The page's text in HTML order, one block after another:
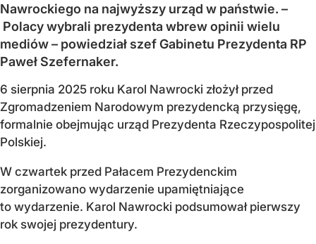
Nawrockiego na najwyższy urząd w państwie. –
Polacy wybrali prezydenta wbrew opinii wielu
mediów – powiedział szef Gabinetu Prezydenta RP
Paweł Szefernaker.
6 sierpnia 2025 roku Karol Nawrocki złożył przed
Zgromadzeniem Narodowym prezydencką przysięgę,
formalnie obejmując urząd Prezydenta Rzeczypospolitej
Polskiej.
W czwartek przed Pałacem Prezydenckim
zorganizowano wydarzenie upamiętniające
to wydarzenie. Karol Nawrocki podsumował pierwszy
rok swojej prezydentury.